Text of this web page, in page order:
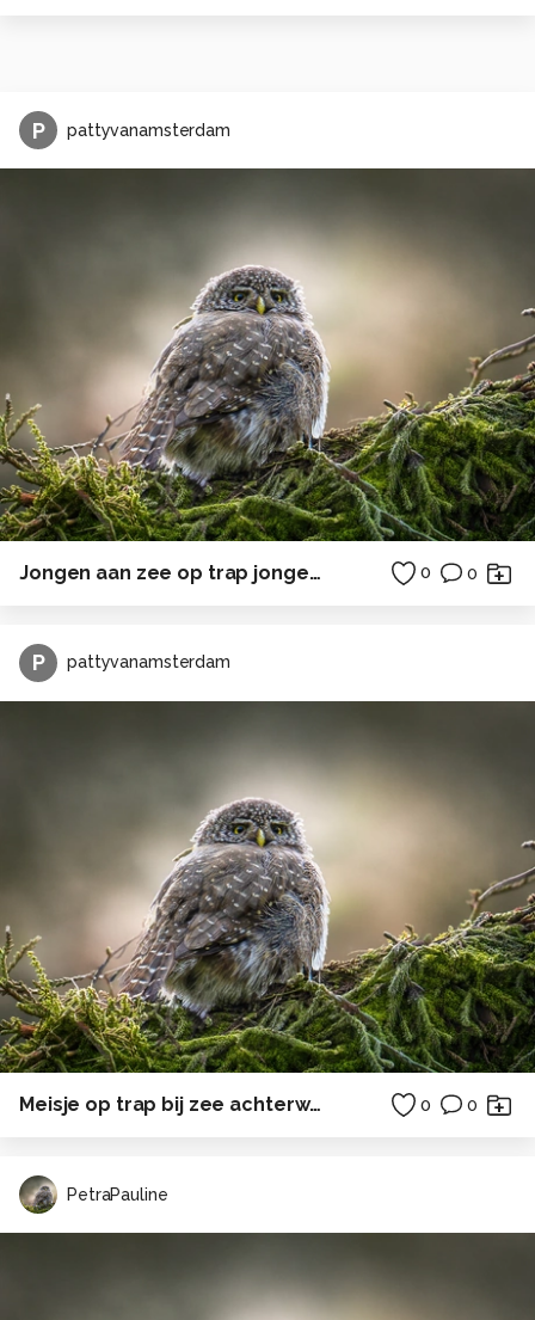
P pattyvanamsterdam
Jongen aan zee op trap jongetje zonsondergang 0 0
P pattyvanamsterdam
Meisje op trap bij zee achterwasser ostsee duitsland 0 0
PetraPauline